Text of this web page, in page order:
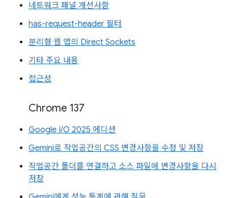
네트워크 패널 개선사항
has-request-header 필터
분리형 웹 앱의 Direct Sockets
기타 주요 내용
접근성
Chrome 137
Google I/O 2025 에디션
Gemini로 작업공간의 CSS 변경사항을 수정 및 저장
작업공간 폴더를 연결하고 소스 파일에 변경사항을 다시
저장